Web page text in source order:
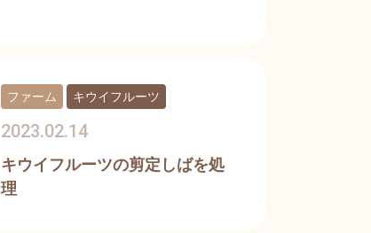
キウイフルーツの剪定しばを処
理
2023.02.14
ファーム キウイフルーツ